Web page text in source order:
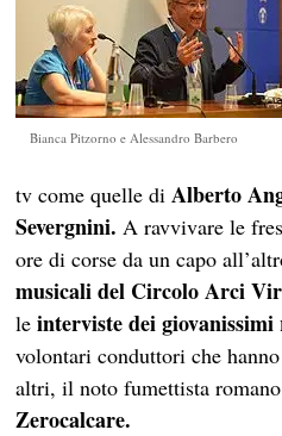
Bianca Pitzorno e Alessandro Barbero
tv come quelle diAlberto
Severgnini. A ravvivare le
ore di corse da un capo
musicali del Circolo Arci
le interviste dei
volontari conduttori che
altri, il noto fumettista romano
Zerocalcare.